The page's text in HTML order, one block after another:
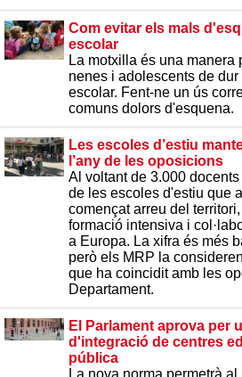
Com evitar els mals
escolar
La motxilla és una manera
nenes i adolescents de
escolar. Fent-ne un ús
comuns dolors d'esquena.
Les escoles d’estiu
l’any de les oposicions
Al voltant de 3.000
de les escoles d'estiu que
començat arreu del
formació intensiva i
a Europa. La xifra és més
però els MRP la
que ha coincidit amb les
Departament.
El Parlament aprova per
d'integració de centres
pública
La nova norma permetrà